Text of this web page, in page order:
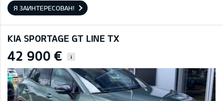
Я ЗАИНТЕРЕСОВАН!
KIA SPORTAGE GT LINE TX
42 900 € i